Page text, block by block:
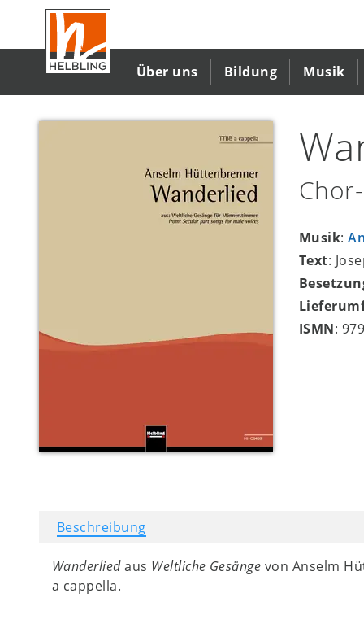
Inhalt
Über uns Bildung Musik
Musik:
Text:
ISMN:
Beschreibung
Wanderliedaus Weltliche Gesänge von Anselm
a cappella.